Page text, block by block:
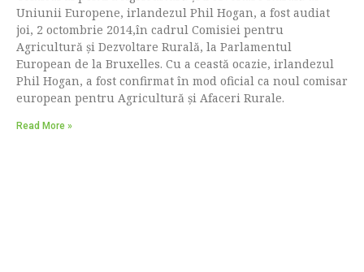
Uniunii Europene, irlandezul Phil Hogan, a fost audiat
joi, 2 octombrie 2014,în cadrul Comisiei pentru
Agricultură și Dezvoltare Rurală, la Parlamentul
European de la Bruxelles. Cu a ceastă ocazie, irlandezul
Phil Hogan, a fost confirmat în mod oficial ca noul comisar
european pentru Agricultură și Afaceri Rurale.
Read More »